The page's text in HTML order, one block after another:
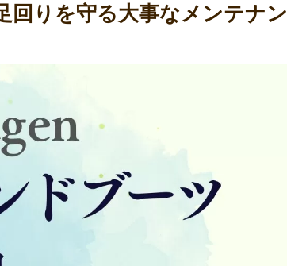
回りを守る大事なメンテナン